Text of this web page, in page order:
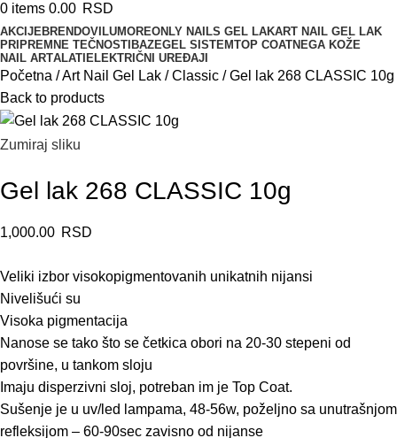
0 items 0.00 RSD
AKCIJEBRENDOVI LUMOREONLY NAILS GEL LAKART NAIL GEL LAK
PRIPREMNE TEČNOSTI BAZEGEL SISTEMTOP COATNEGA KOŽE
NAIL ARTALATI ELEKTRIČNI UREĐAJI
Početna Art Nail Gel Lak Classic
Gel lak 268 CLASSIC 10g
Back to products
Zumiraj sliku
Gel lak 268 CLASSIC 10g
1,000.00 RSD
Veliki izbor visokopigmentovanih unikatnih nijansi
Nivelišući su
Visoka pigmentacija
Nanose se tako što se četkica obori na 20-30 stepeni od
površine, u tankom sloju
Imaju disperzivni sloj, potreban im je Top Coat.
Sušenje je u uv/led lampama, 48-56w, poželjno sa unutrašnjom
refleksijom – 60-90sec zavisno od nijanse